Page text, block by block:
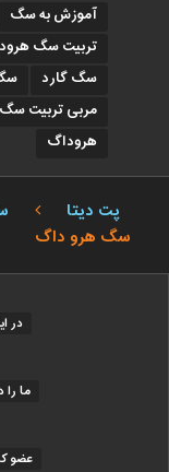
آموزش به سگ
تربیت سگ
سگ گارد
مربی تربیت
هروداگ
پت دیتا
سگ هرو داگ
در
ما
عضو